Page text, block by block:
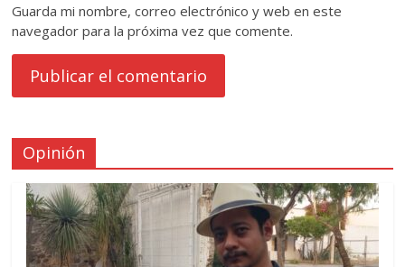
Guarda mi nombre, correo electrónico y web en este
navegador para la próxima vez que comente.
Opinión